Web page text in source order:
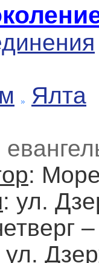
Ялта
:
: ул.
ул.